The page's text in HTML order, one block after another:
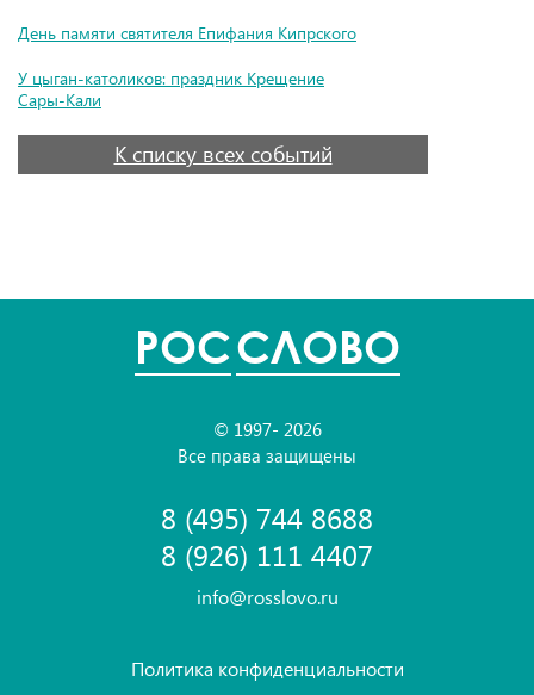
День памяти святителя Епифания Кипрского
У цыган-католиков: праздник Крещение
Сары-Кали
К списку всех событий
POCСЛОВО
© 1997- 2026
Все права защищены
8 (495) 744 8688
8 (926) 111 4407
info@rosslovo.ru
Политика конфиденциальности